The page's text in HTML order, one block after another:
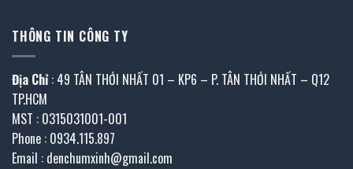
THÔNG TIN CÔNG TY
Địa Chỉ : 49 TÂN THỚI NHẤT 01 – KP6 – P. TÂN THỚI NHẤT – Q12
TP.HCM
MST : 0315031001-001
Phone : 0934.115.897
Email : denchumxinh@gmail.com